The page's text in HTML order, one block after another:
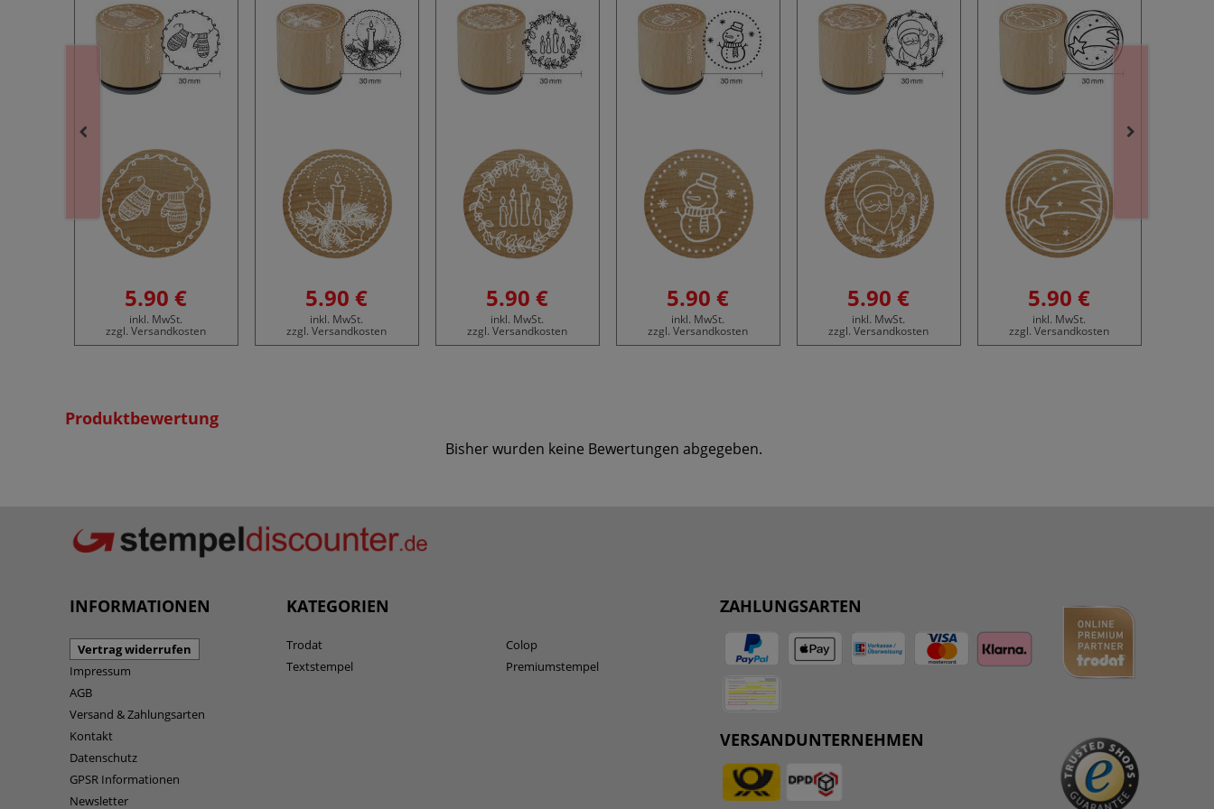
5.90 €
inkl. MwSt.
zzgl. Versandkosten
5.90 €
inkl. MwSt.
zzgl. Versandkosten
5.90 €
inkl. MwSt.
zzgl. Versandkosten
5.90 €
inkl. MwSt.
zzgl. Versandkosten
5.90 €
inkl. MwSt.
zzgl. Versandkosten
5.90 €
inkl. MwSt.
zzgl. Versandkosten
Produktbewertung
Bisher wurden keine Bewertungen abgegeben.
INFORMATIONEN
Vertrag widerrufen
Impressum
AGB
Versand & Zahlungsarten
Kontakt
Datenschutz
GPSR Informationen
Newsletter
KATEGORIEN
Trodat
Textstempel
Colop
Premiumstempel
ZAHLUNGSARTEN
VERSANDUNTERNEHMEN